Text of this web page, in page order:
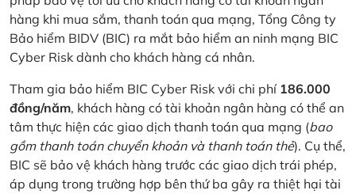
hàng khi mua sắm, thanh toán qua mạng, Tổng Công ty
Bảo hiểm BIDV (BIC) ra mắt bảo hiểm an ninh mạng BIC
Cyber Risk dành cho khách hàng cá nhân.
Tham gia bảo hiểm BIC Cyber Risk với chi phí 186.000
đồng/năm, khách hàng có tài khoản ngân hàng có thể an
tâm thực hiện các giao dịch thanh toán qua mạng (bao
gồm thanh toán chuyển khoản và thanh toán thẻ). Cụ thể,
BIC sẽ bảo vệ khách hàng trước các giao dịch trái phép,
áp dụng trong trường hợp bên thứ ba gây ra thiệt hại tài